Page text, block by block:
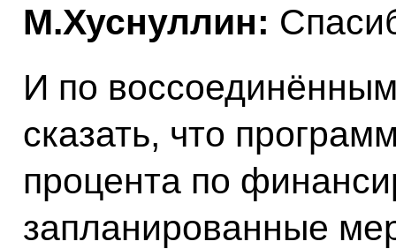
М.Хуснуллин:
И по
сказать, что
процента по
запланированные